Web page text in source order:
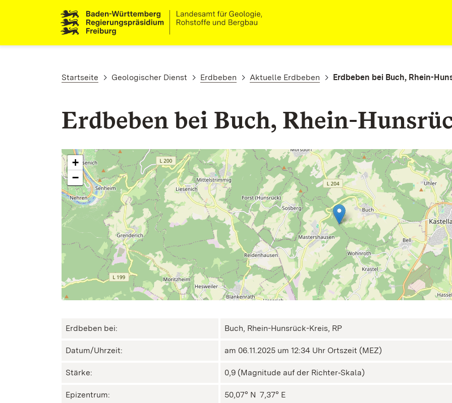
Pfadnavigation
Startseite Geologischer Dienst Erdbeben Aktuelle Erdbeben Erdbeben bei Buch, Rhein-
Erdbeben bei Buch, Rhein-
+
−
Erdbeben bei: Buch, Rhein-Hunsrück-Kreis, RP
Datum/Uhrzeit: am 06.11.2025 um 12:34 Uhr Ortszeit (MEZ)
Stärke: 0,9 (Magnitude auf der Richter‑Skala)
Epizentrum: 50,07° N ㅤ 7,37° E